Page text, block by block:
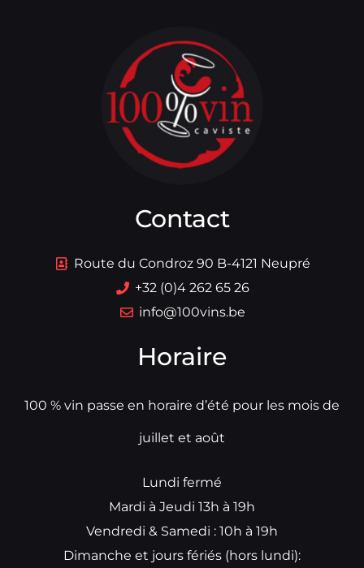
Contact
Route du Condroz 90 B-4121 Neupré
+32 (0)4 262 65 26
info@100vins.be
Horaire
100 % vin passe en horaire d’été pour les mois de
juillet et août
Lundi fermé
Mardi à Jeudi 13h à 19h
Vendredi & Samedi : 10h à 19h
Dimanche et jours fériés (hors lundi):